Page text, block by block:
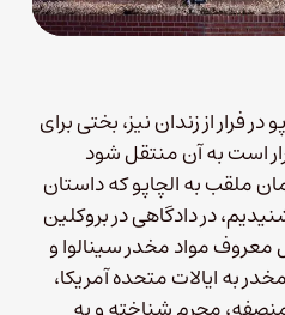
فرار از زندان نیز، بختی برای
است به آن منتقل شود
ملقب به الچاپو که داستان
در دادگاهی در بروکلین
مواد مخدر سینالوا و
به ایالات متحده آمریکا،